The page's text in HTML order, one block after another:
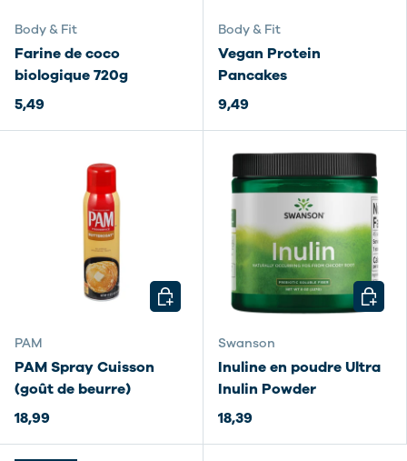
Body & Fit
Farine de coco
biologique 720g
5,49
Body & Fit
Vegan Protein
Pancakes
9,49
PAM
PAM Spray Cuisson
(goût de beurre)
18,99
CHOISIR LES OPTIONS
Swanson
Inuline en poudre Ultra
Inulin Powder
18,39